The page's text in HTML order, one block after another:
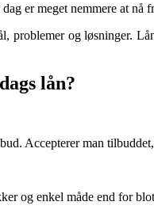
er meget nemmere at
og løsninger.
lån?
Accepterer man
og enkel måde end for